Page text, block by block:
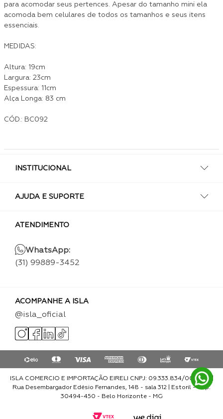
para acomodar seus pertences. Apesar do tamanho mini ela
acomoda bem celulares de todos os tamanhos e seus itens
essenciais.
MEDIDAS:
Altura: 19cm
Largura: 23cm
Espessura: 11cm
Alça Longa: 83 cm
CÓD.: BC092
INSTITUCIONAL
AJUDA E SUPORTE
ATENDIMENTO
WhatsApp:
(31) 99889-3452
ACOMPANHE A ISLA
@isla_oficial
ISLA COMERCIO E IMPORTAÇÃO EIRELI CNPJ: 09.333.834/0001-93 |
Rua Desembargador Edésio Fernandes, 148 - sala 312 | Estoril - Cep:
30494-450 - Belo Horizonte - MG